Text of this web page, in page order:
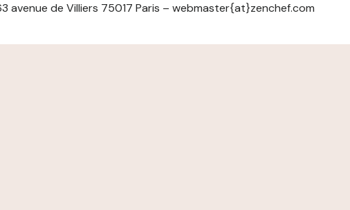
avenue de Villiers 75017 Paris – webmaster{at}zenchef.com